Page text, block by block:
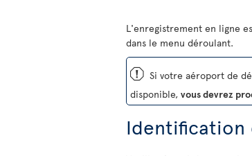
L'enregistrement en ligne
dans le menu déroulant.
ü Si votre aéroport de
disponible, vous devrez
Identification